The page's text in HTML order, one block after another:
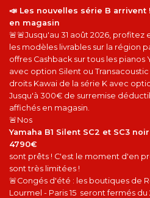
📣 Les nouvelles série B
en magasin
🚨🚨Jusqu'au 31 août 2026, profitez
les modèles livrables sur la région
offres Cashback sur tous les pianos
avec option Silent ou
droits Kawai de la série K avec
Jusqu'à 300€ de surremise
affichés en magasin.
🚨Nos
Yamaha B1 Silent SC2 et SC3
4790€
sont prêts ! C'est le moment d'en
sont très limitées !
🚨Congés d'été : les boutiques de
Lourmel - Paris 15 seront fermés du